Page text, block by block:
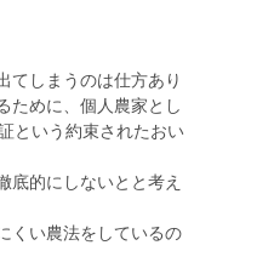
てしまうのは仕方あり
ために、個人農家とし
という約束されたおい
底的にしないとと考え
くい農法をしているの